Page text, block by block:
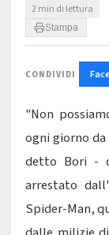
2 min di lettura
Stampa
CONDIVIDI
"Non
ogni giorno
detto Bori -
arrestato
Spider-Man,